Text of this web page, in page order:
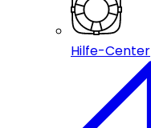
Hilfe-Center